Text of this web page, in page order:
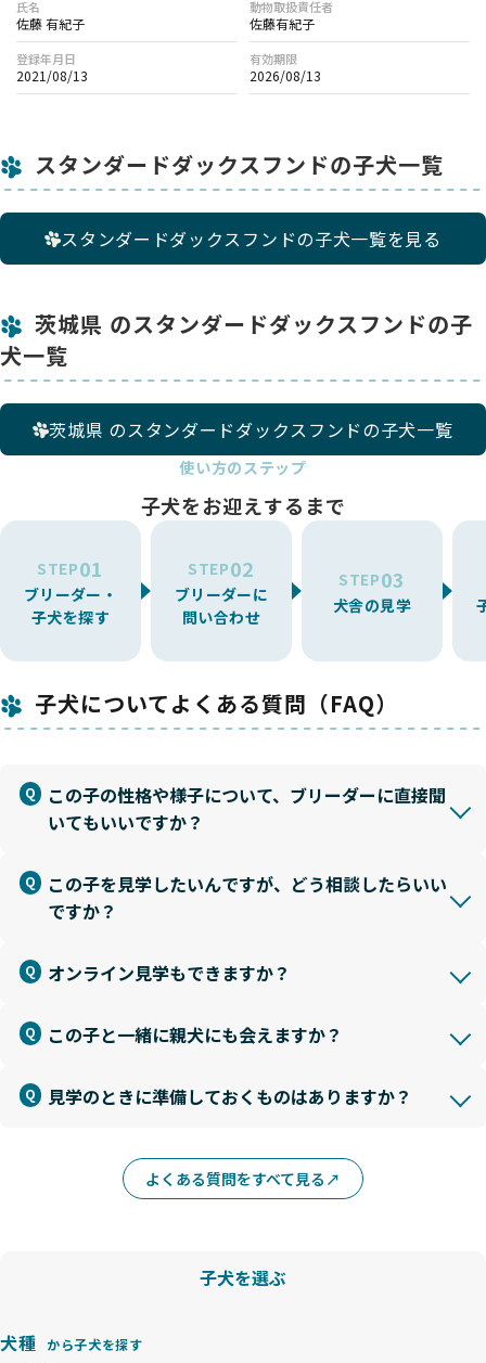
氏名
佐藤 有紀子
動物取扱責任者
佐藤有紀子
登録年月日
2021/08/13
有効期限
2026/08/13
スタンダードダックスフンドの子犬一覧
スタンダードダックスフンドの子犬一覧を見る
茨城県 のスタンダードダックスフンドの子
犬一覧
茨城県 のスタンダードダックスフンドの子犬一覧
使い方のステップ
子犬をお迎えするまで
STEP01
ブリーダー・
子犬を探す
STEP02
ブリーダーに
問い合わせ
STEP03
犬舎の見学
子犬についてよくある質問（FAQ）
この子の性格や様子について、ブリーダーに直接聞
いてもいいですか？
この子を見学したいんですが、どう相談したらいい
ですか？
オンライン見学もできますか？
この子と一緒に親犬にも会えますか？
見学のときに準備しておくものはありますか？
よくある質問をすべて見る
子犬を選ぶ
犬種 から子犬を探す